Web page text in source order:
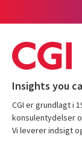
Insights you
CGI er grundlagt i
konsulentydelser
Vi leverer indsigt